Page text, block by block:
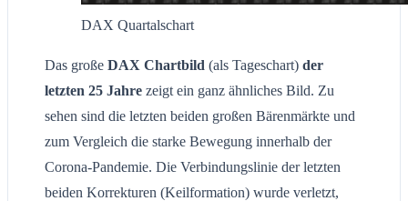
DAX Quartalschart
Das große DAX Chartbild (als Tageschart) der
letzten 25 Jahre zeigt ein ganz ähnliches Bild. Zu
sehen sind die letzten beiden großen Bärenmärkte und
zum Vergleich die starke Bewegung innerhalb der
Corona-Pandemie. Die Verbindungslinie der letzten
beiden Korrekturen (Keilformation) wurde verletzt,